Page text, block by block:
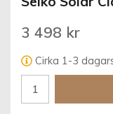
3 498 kr
Cirka 1-3